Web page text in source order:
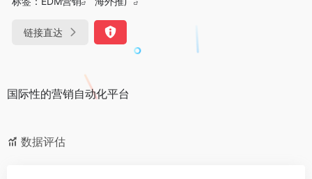
链接直达
国际性的营销自动化平台
数据评估